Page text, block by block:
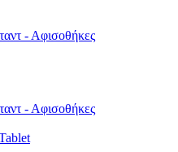
- Αφισοθήκες
- Αφισοθήκες